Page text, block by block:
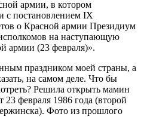
армии, в котором
с постановлением IX
о Красной армии Президиум
на наступающую
армии (23 февраля)».
праздником моей страны, а
на самом деле. Что бы
Решила открыть мамин
февраля 1986 года (второй
Фото из прошлого